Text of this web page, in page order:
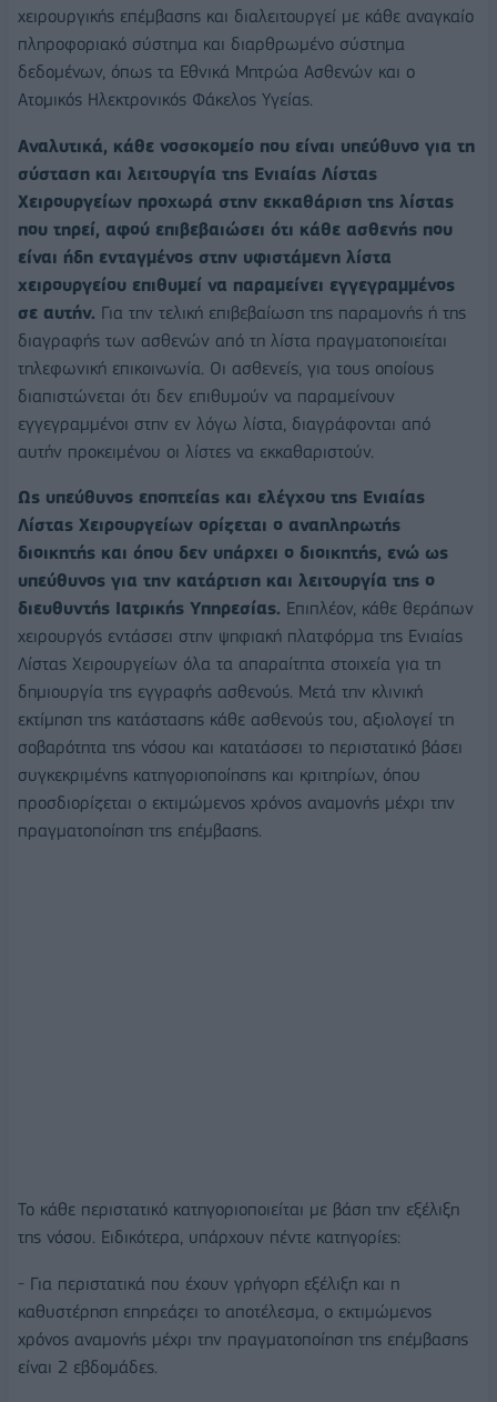
χειρουργικής επέμβασης και διαλειτουργεί με κάθε αναγκαίο
πληροφοριακό σύστημα και διαρθρωμένο σύστημα
δεδομένων, όπως τα Εθνικά Μητρώα Ασθενών και ο
Ατομικός Ηλεκτρονικός Φάκελος Υγείας.
Αναλυτικά, κάθε νοσοκομείο που είναι υπεύθυνο για τη
σύσταση και λειτουργία της Ενιαίας Λίστας
Χειρουργείων προχωρά στην εκκαθάριση της λίστας
που τηρεί, αφού επιβεβαιώσει ότι κάθε ασθενής που
είναι ήδη ενταγμένος στην υφιστάμενη λίστα
χειρουργείου επιθυμεί να παραμείνει εγγεγραμμένος
σε αυτήν. Για την τελική επιβεβαίωση της παραμονής ή της
διαγραφής των ασθενών από τη λίστα πραγματοποιείται
τηλεφωνική επικοινωνία. Οι ασθενείς, για τους οποίους
διαπιστώνεται ότι δεν επιθυμούν να παραμείνουν
εγγεγραμμένοι στην εν λόγω λίστα, διαγράφονται από
αυτήν προκειμένου οι λίστες να εκκαθαριστούν.
Ως υπεύθυνος εποπτείας και ελέγχου της Ενιαίας
Λίστας Χειρουργείων ορίζεται ο αναπληρωτής
διοικητής και όπου δεν υπάρχει ο διοικητής, ενώ ως
υπεύθυνος για την κατάρτιση και λειτουργία της ο
διευθυντής Ιατρικής Υπηρεσίας. Επιπλέον, κάθε θεράπων
χειρουργός εντάσσει στην ψηφιακή πλατφόρμα της Ενιαίας
Λίστας Χειρουργείων όλα τα απαραίτητα στοιχεία για τη
δημιουργία της εγγραφής ασθενούς. Μετά την κλινική
εκτίμηση της κατάστασης κάθε ασθενούς του, αξιολογεί τη
σοβαρότητα της νόσου και κατατάσσει το περιστατικό βάσει
συγκεκριμένης κατηγοριοποίησης και κριτηρίων, όπου
προσδιορίζεται ο εκτιμώμενος χρόνος αναμονής μέχρι την
πραγματοποίηση της επέμβασης.
Το κάθε περιστατικό κατηγοριοποιείται με βάση την εξέλιξη
της νόσου. Ειδικότερα, υπάρχουν πέντε κατηγορίες:
- Για περιστατικά που έχουν γρήγορη εξέλιξη και η
καθυστέρηση επηρεάζει το αποτέλεσμα, ο εκτιμώμενος
χρόνος αναμονής μέχρι την πραγματοποίηση της επέμβασης
είναι 2 εβδομάδες.